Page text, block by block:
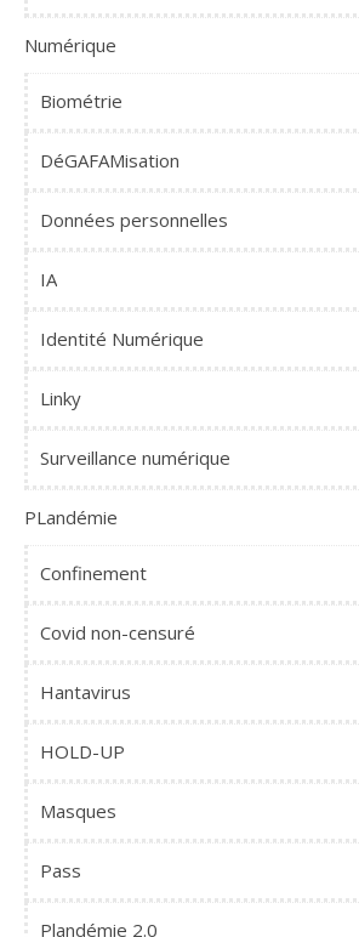
Numérique
Biométrie
DéGAFAMisation
Données personnelles
IA
Identité Numérique
Linky
Surveillance numérique
PLandémie
Confinement
Covid non-censuré
Hantavirus
HOLD-UP
Masques
Pass
Plandémie 2.0